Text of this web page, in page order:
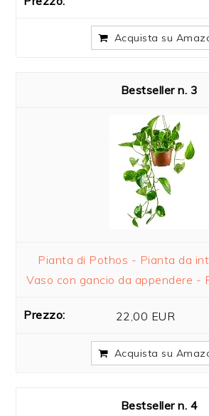
Acquista su
3
Pianta di Pothos - Pianta da
Vaso con gancio da appendere -
22,00 EUR
Acquista su
4